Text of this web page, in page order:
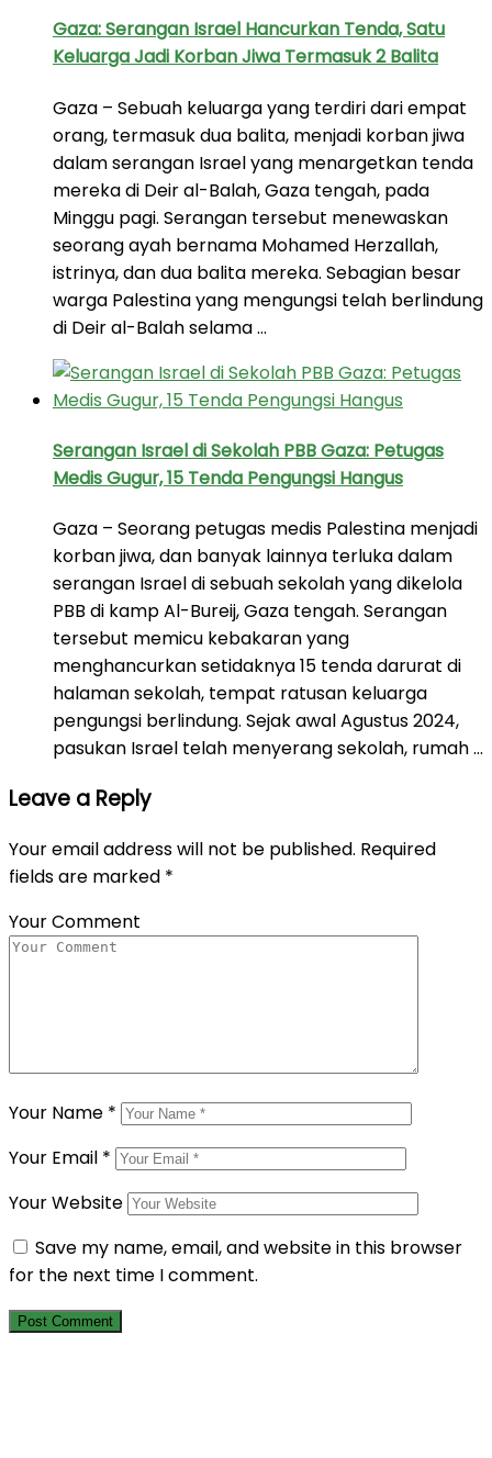
Gaza: Serangan Israel Hancurkan Tenda, Satu
Keluarga Jadi Korban Jiwa Termasuk 2 Balita
Gaza – Sebuah keluarga yang terdiri dari empat
orang, termasuk dua balita, menjadi korban jiwa
dalam serangan Israel yang menargetkan tenda
mereka di Deir al-Balah, Gaza tengah, pada
Minggu pagi. Serangan tersebut menewaskan
seorang ayah bernama Mohamed Herzallah,
istrinya, dan dua balita mereka. Sebagian besar
warga Palestina yang mengungsi telah berlindung
di Deir al-Balah selama …
Serangan Israel di Sekolah PBB Gaza: Petugas
Medis Gugur, 15 Tenda Pengungsi Hangus
Gaza – Seorang petugas medis Palestina menjadi
korban jiwa, dan banyak lainnya terluka dalam
serangan Israel di sebuah sekolah yang dikelola
PBB di kamp Al-Bureij, Gaza tengah. Serangan
tersebut memicu kebakaran yang
menghancurkan setidaknya 15 tenda darurat di
halaman sekolah, tempat ratusan keluarga
pengungsi berlindung. Sejak awal Agustus 2024,
pasukan Israel telah menyerang sekolah, rumah …
Leave a Reply
Your email address will not be published. Required
fields are marked *
Your Comment
Your Name *
Your Email *
Your Website
Save my name, email, and website in this browser
for the next time I comment.